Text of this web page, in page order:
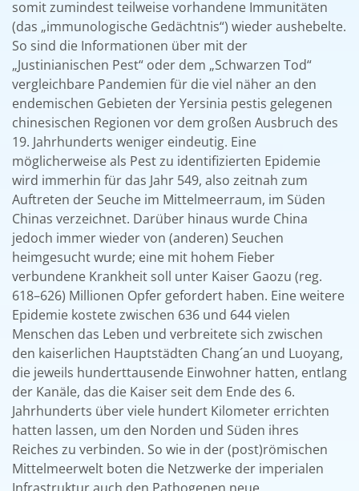
somit zumindest teilweise vorhandene Immunitäten
(das „immunologische Gedächtnis“) wieder aushebelte.
So sind die Informationen über mit der
„Justinianischen Pest“ oder dem „Schwarzen Tod“
vergleichbare Pandemien für die viel näher an den
endemischen Gebieten der Yersinia pestis gelegenen
chinesischen Regionen vor dem großen Ausbruch des
19. Jahrhunderts weniger eindeutig. Eine
möglicherweise als Pest zu identifizierten Epidemie
wird immerhin für das Jahr 549, also zeitnah zum
Auftreten der Seuche im Mittelmeerraum, im Süden
Chinas verzeichnet. Darüber hinaus wurde China
jedoch immer wieder von (anderen) Seuchen
heimgesucht wurde; eine mit hohem Fieber
verbundene Krankheit soll unter Kaiser Gaozu (reg.
618–626) Millionen Opfer gefordert haben. Eine weitere
Epidemie kostete zwischen 636 und 644 vielen
Menschen das Leben und verbreitete sich zwischen
den kaiserlichen Hauptstädten Chang´an und Luoyang,
die jeweils hunderttausende Einwohner hatten, entlang
der Kanäle, das die Kaiser seit dem Ende des 6.
Jahrhunderts über viele hundert Kilometer errichten
hatten lassen, um den Norden und Süden ihres
Reiches zu verbinden. So wie in der (post)römischen
Mittelmeerwelt boten die Netzwerke der imperialen